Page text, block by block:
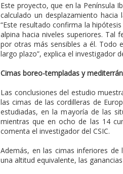
Este proyecto, que en la Península
calculado un desplazamiento
“Este resultado confirma la
alpina hacia niveles superiores. Tal
por otras más sensibles a él. Todo
largo plazo”, explica el investigador
Cimas boreo-templadas y
Las conclusiones del estudio
las cimas de las cordilleras de
estudiadas, en la mayoría de las
mientras que en ocho de las 14
comenta el investigador del CSIC.
Además, en las cimas inferiores
una altitud equivalente, las